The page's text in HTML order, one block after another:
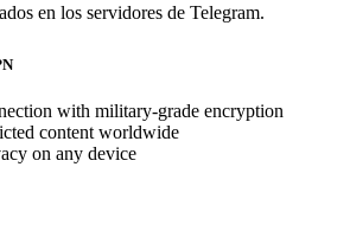
en los servidores de Telegram.
with military-grade encryption
content worldwide
on any device